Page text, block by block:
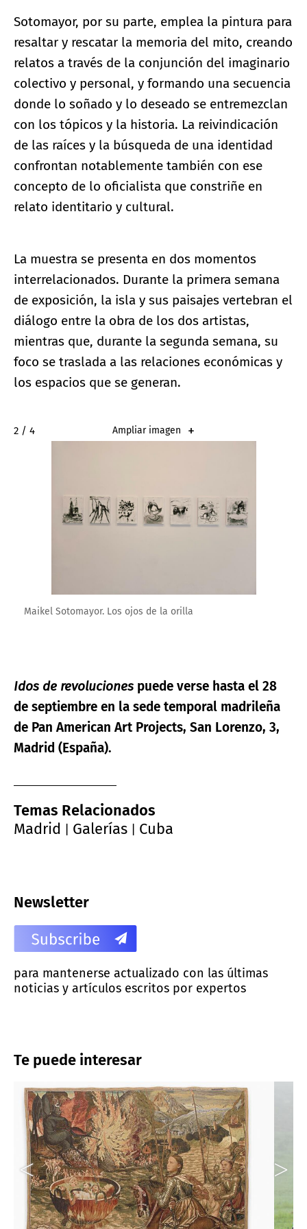
Sotomayor, por su parte, emplea la pintura para
resaltar y rescatar la memoria del mito, creando
relatos a través de la conjunción del imaginario
colectivo y personal, y formando una secuencia
donde lo soñado y lo deseado se entremezclan
con los tópicos y la historia. La reivindicación
de las raíces y la búsqueda de una identidad
confrontan notablemente también con ese
concepto de lo oficialista que constriñe en
relato identitario y cultural.
La muestra se presenta en dos momentos
interrelacionados. Durante la primera semana
de exposición, la isla y sus paisajes vertebran el
diálogo entre la obra de los dos artistas,
mientras que, durante la segunda semana, su
foco se traslada a las relaciones económicas y
los espacios que se generan.
2 / 4 Ampliar imagen
Maikel Sotomayor. Los ojos de la orilla
Idos de revoluciones puede verse hasta el 28
de septiembre en la sede temporal madrileña
de Pan American Art Projects, San Lorenzo, 3,
Madrid (España).
Temas Relacionados
Madrid
Galerías Cuba
Newsletter
para mantenerse actualizado con las últimas
noticias y artículos escritos por expertos
Te puede interesar